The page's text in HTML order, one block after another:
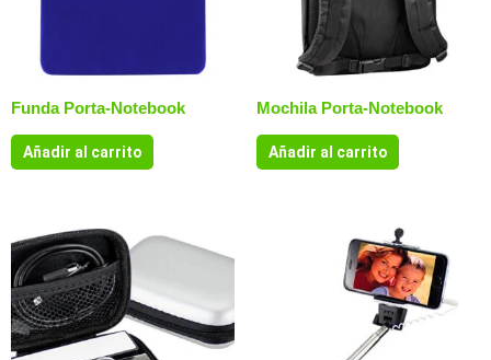
Funda Porta-Notebook
Añadir al carrito
Mochila Porta-Notebook
Añadir al carrito